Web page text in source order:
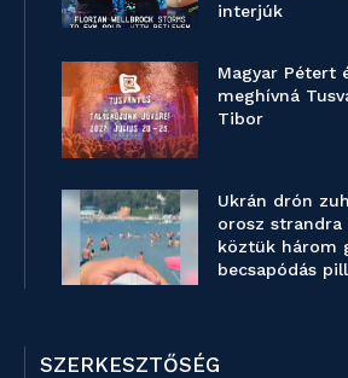
interjúk
Magyar Pétert
meghívná
Tibor
Ukrán drón
orosz
köztük három
becsapódás
SZERKESZTŐSÉG